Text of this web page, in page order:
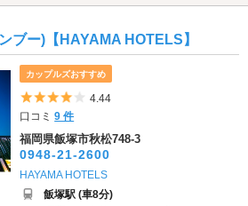
ブー)【HAYAMA HOTELS】
カップルズおすすめ
5つ星のうち4
4.44
口コミ9 件
福岡県飯塚市秋松748-3
0948-21-2600
HAYAMA HOTELS
飯塚駅 (車8分)